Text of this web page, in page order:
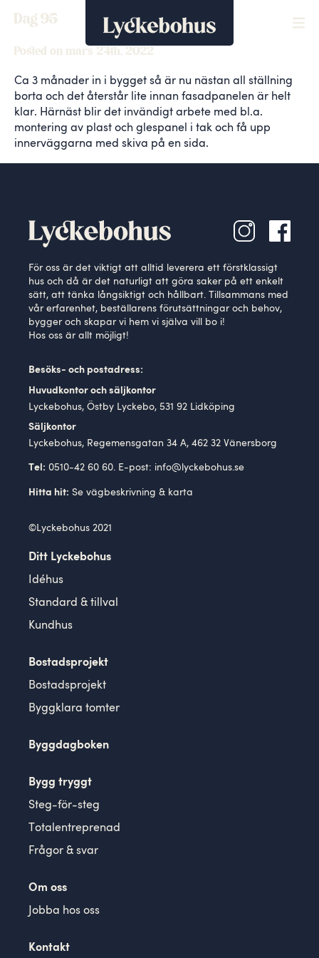
Dag 95
Posted on mars 24th, 2022
Ca 3 månader in i bygget så är nu nästan all ställning
borta och det återstår lite innan fasadpanelen är helt
klar. Härnäst blir det invändigt arbete med bl.a.
montering av plast och glespanel i tak och få upp
innerväggarna med skiva på en sida.
För oss är det viktigt att alltid leverera ett förstklassigt
hus och då är det naturligt att göra saker på ett enkelt
sätt, att tänka långsiktigt och hållbart. Tillsammans med
vår erfarenhet, beställarens förutsättningar och behov,
bygger och skapar vi hem vi själva vill bo i!
Hos oss är allt möjligt!
Besöks- och postadress:
Huvudkontor och säljkontor
Lyckebohus, Östby Lyckebo, 531 92 Lidköping
Säljkontor
Lyckebohus, Regemensgatan 34 A, 462 32 Vänersborg
Tel: 0510-42 60 60. E-post: info@lyckebohus.se
Hitta hit: Se vägbeskrivning & karta
©Lyckebohus 2021
Ditt Lyckebohus
Idéhus
Standard & tillval
Kundhus
Bostadsprojekt
Bostadsprojekt
Byggklara tomter
Byggdagboken
Bygg tryggt
Steg-för-steg
Totalentreprenad
Frågor & svar
Om oss
Jobba hos oss
Kontakt